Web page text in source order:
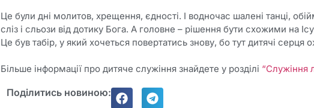
Це були дні молитов, хрещення, єдності. І водночас шалені танці,
сліз і сльози від дотику Бога. А головне – рішення бути схожими на
Це був табір, у який хочеться повертатись знову, бо тут дитячі серця
Більше інформації про дитяче служіння знайдете у розділі “Служіння
Поділитись новиною: